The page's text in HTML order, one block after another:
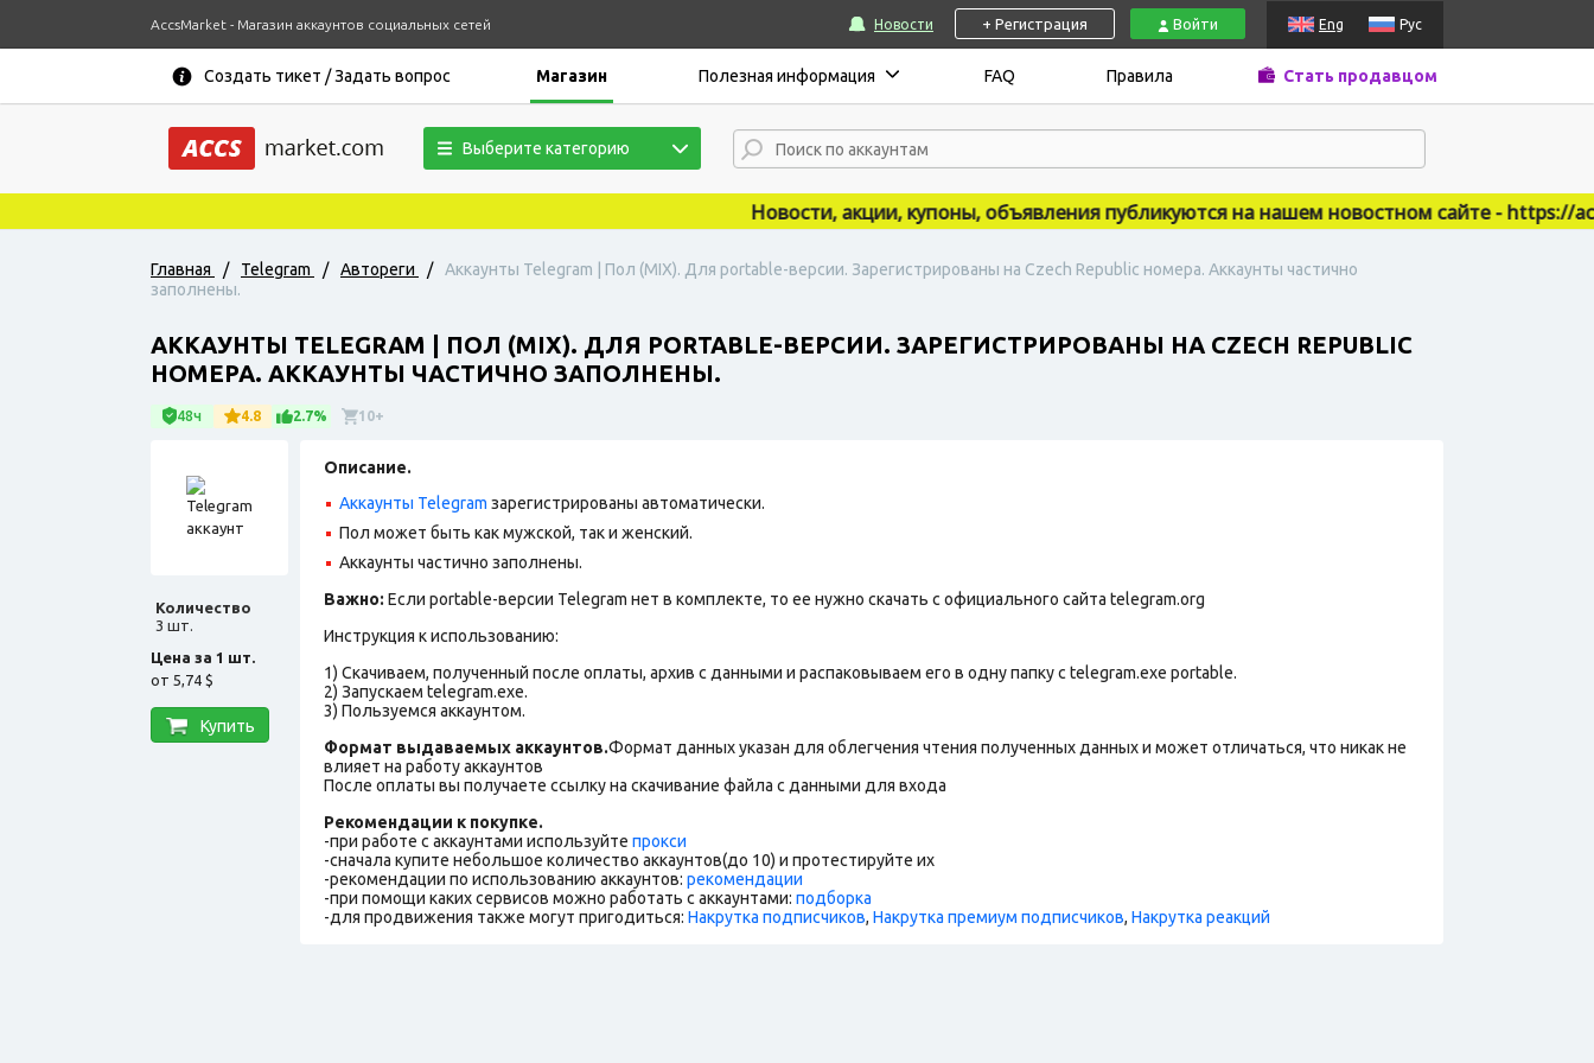
AccsMarket - Магазин аккаунтов социальных сетей Новости + Регистрация Войти Eng Рус
Создать тикет / Задать вопрос Магазин Полезная информация FAQ Правила Стать продавцом
Выберите категорию
Новости, акции, купоны, объявления публикуются на нашем новостном сайте - https://
Главная / Telegram / Автореги /
Аккаунты Telegram | Пол (MIX). Для portable-версии. Зарегистрированы на Czech Republic номера. Аккаунты частично
заполнены.
АККАУНТЫ TELEGRAM | ПОЛ (MIX). ДЛЯ PORTABLE-ВЕРСИИ. ЗАРЕГИСТРИРОВАНЫ НА CZECH REPUBLIC
НОМЕРА. АККАУНТЫ ЧАСТИЧНО ЗАПОЛНЕНЫ.
48ч 4.8 2.7% 10+
Количество
3 шт.
Цена за 1 шт.
от 5,74 $
Купить
Описание.
Аккаунты Telegram зарегистрированы автоматически.
Пол может быть как мужской, так и женский.
Аккаунты частично заполнены.
Важно: Если portable-версии Telegram нет в комплекте, то ее нужно скачать с официального сайта telegram.org
Инструкция к использованию:
1) Скачиваем, полученный после оплаты, архив с данными и распаковываем его в одну папку с telegram.exe portable.
2) Запускаем telegram.exe.
3) Пользуемся аккаунтом.
Формат выдаваемых аккаунтов.Формат данных указан для облегчения чтения полученных данных и может отличаться, что никак не
влияет на работу аккаунтов
После оплаты вы получаете ссылку на скачивание файла с данными для входа
Рекомендации к покупке.
-при работе с аккаунтами используйте прокси
-сначала купите небольшое количество аккаунтов(до 10) и протестируйте их
-рекомендации по использованию аккаунтов: рекомендации
-при помощи каких сервисов можно работать с аккаунтами: подборка
-для продвижения также могут пригодиться: Накрутка подписчиков, Накрутка премиум подписчиков, Накрутка реакций